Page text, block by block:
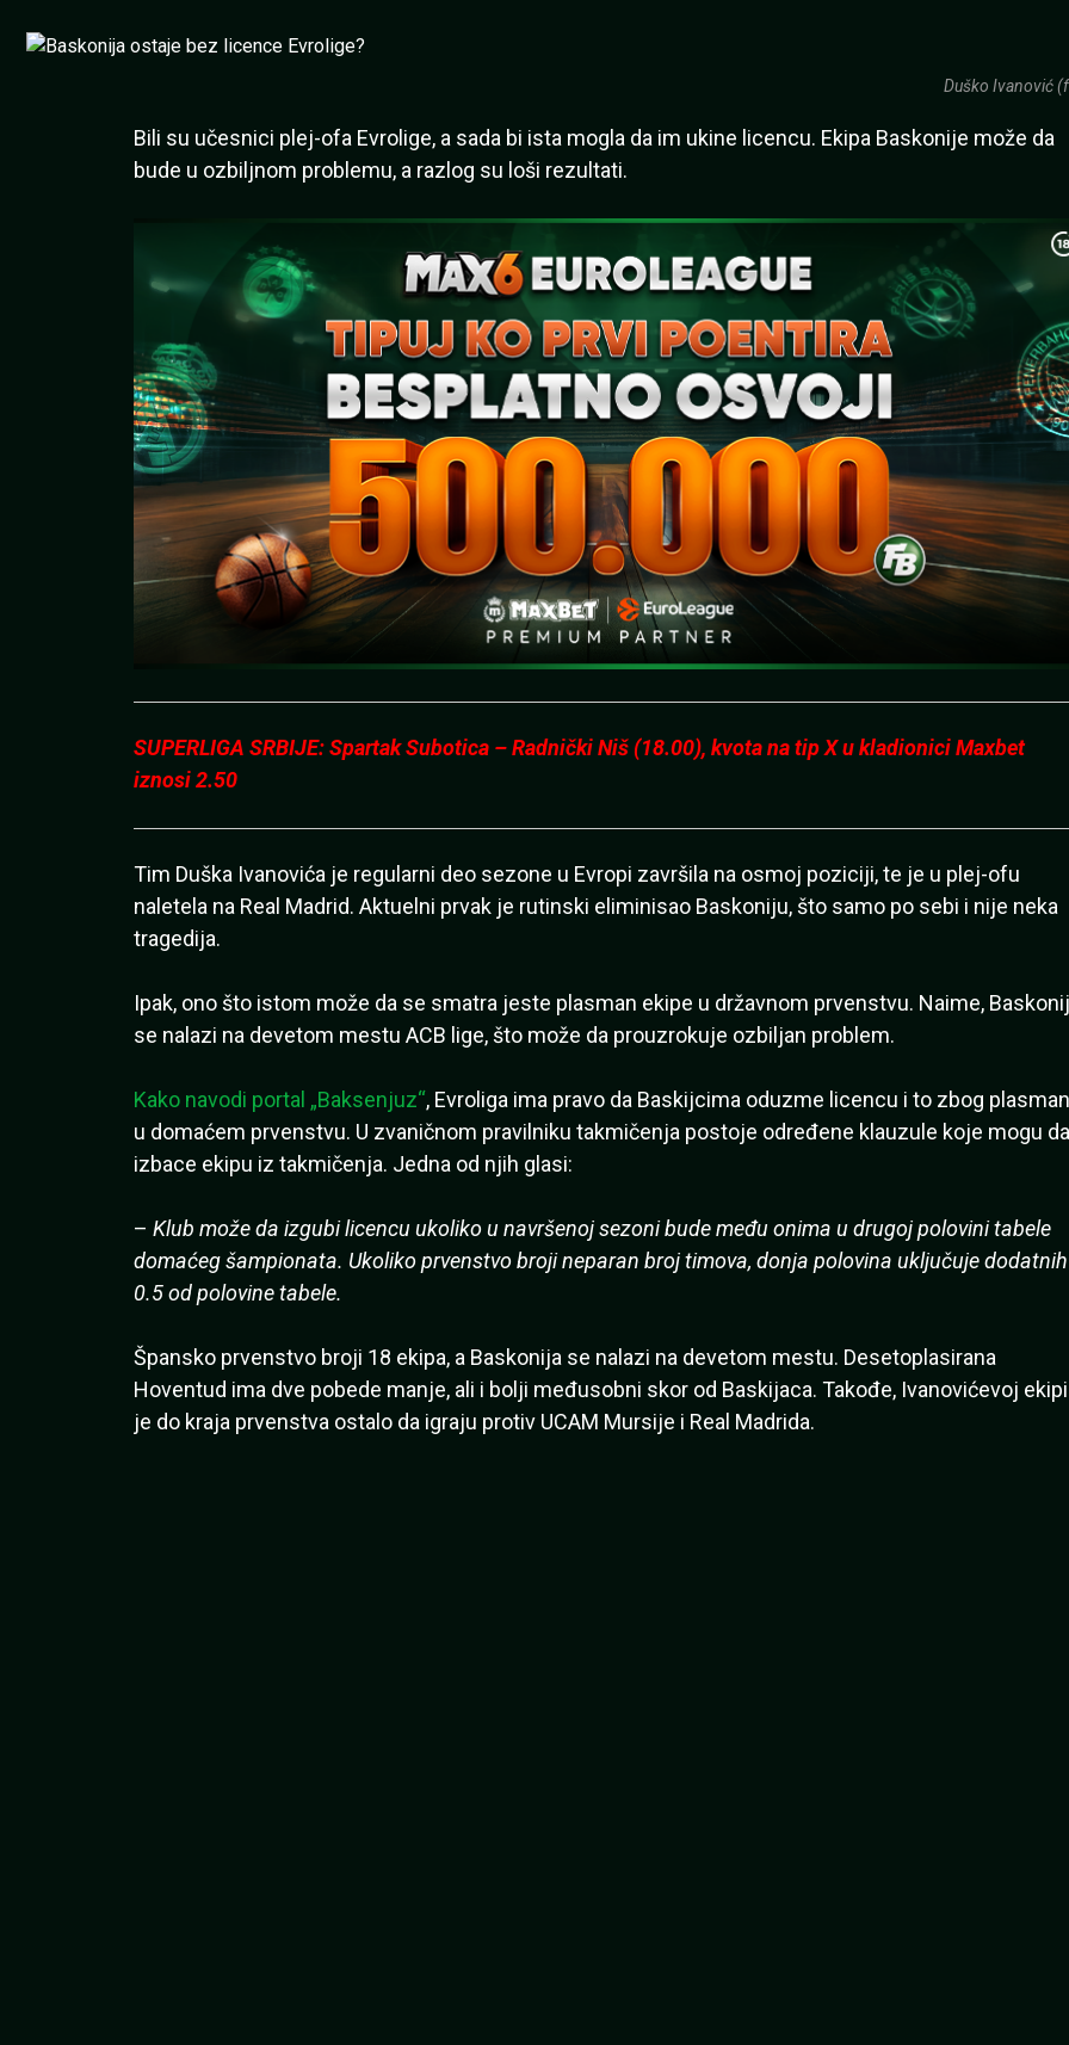
Duško Ivanović
Bili su učesnici plej-ofa Evrolige, a sada bi ista mogla da im ukine licencu. Ekipa Baskonije može da
bude u ozbiljnom problemu, a razlog su loši rezultati.
SUPERLIGA SRBIJE: Spartak Subotica – Radnički Niš (18.00), kvota na tip X u kladionici Maxbet
iznosi 2.50
Tim Duška Ivanovića je regularni deo sezone u Evropi završila na osmoj poziciji, te je u plej-ofu
naletela na Real Madrid. Aktuelni prvak je rutinski eliminisao Baskoniju, što samo po sebi i nije neka
tragedija.
Ipak, ono što istom može da se smatra jeste plasman ekipe u državnom prvenstvu. Naime,
se nalazi na devetom mestu ACB lige, što može da prouzrokuje ozbiljan problem.
Kako navodi portal „Baksenjuz“, Evroliga ima pravo da Baskijcima oduzme licencu i to zbog
u domaćem prvenstvu. U zvaničnom pravilniku takmičenja postoje određene klauzule koje mogu da
izbace ekipu iz takmičenja. Jedna od njih glasi:
– Klub može da izgubi licencu ukoliko u navršenoj sezoni bude među onima u drugoj polovini tabele
domaćeg šampionata. Ukoliko prvenstvo broji neparan broj timova, donja polovina uključuje dodatnih
0.5 od polovine tabele.
Špansko prvenstvo broji 18 ekipa, a Baskonija se nalazi na devetom mestu. Desetoplasirana
Hoventud ima dve pobede manje, ali i bolji međusobni skor od Baskijaca. Takođe, Ivanovićevoj ekipi
je do kraja prvenstva ostalo da igraju protiv UCAM Mursije i Real Madrida.